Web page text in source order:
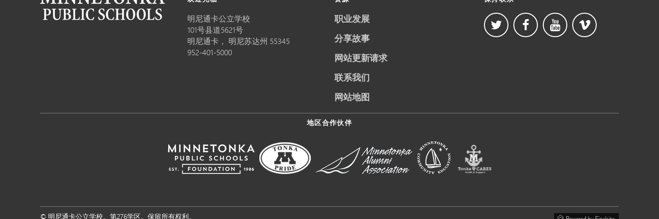
明尼通卡公立学校
101号县道5621号
明尼通卡， 明尼苏达州 55345
952-401-5000
职业发展
分享故事
网站更新请求
联系我们
网站地图
地区合作伙伴
© 明尼通卡公立学校。第276学区。保留所有权利。